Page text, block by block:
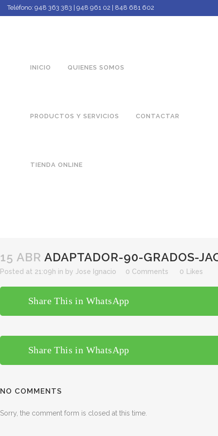
Teléfono: 948 363 383 | 948 961 02 | 848 681 602
INICIO QUIENES SOMOS
PRODUCTOS Y SERVICIOS CONTACTAR
TIENDA ONLINE
15 ABR ADAPTADOR-90-GRADOS-
Posted at 21:09h in by Jose Ignacio 0 Comments 0 Likes
Share This in WhatsApp
Share This in WhatsApp
NO COMMENTS
Sorry, the comment form is closed at this time.